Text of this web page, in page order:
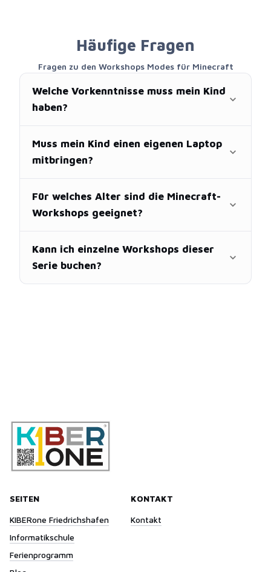
Häufige Fragen
Fragen zu den Workshops Modes für Minecraft
Welche Vorkenntnisse muss mein Kind
haben?
Muss mein Kind einen eigenen Laptop
mitbringen?
Für welches Alter sind die Minecraft-
Workshops geeignet?
Kann ich einzelne Workshops dieser
Serie buchen?
SEITEN
KIBERone Friedrichshafen
Informatikschule
Ferienprogramm
KONTAKT
Kontakt